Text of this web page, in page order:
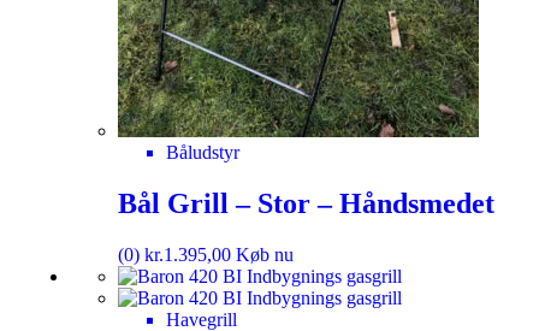
Båludstyr
Bål Grill – Stor – Håndsmedet
(0) kr.1.395,00 Køb nu
Havegrill